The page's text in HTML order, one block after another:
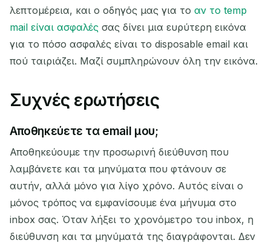
λεπτομέρεια, και ο οδηγός μας για το αν το temp
mail είναι ασφαλές σας δίνει μια ευρύτερη εικόνα
για το πόσο ασφαλές είναι το disposable email και
πού ταιριάζει. Μαζί συμπληρώνουν όλη την εικόνα.
Συχνές ερωτήσεις
Αποθηκεύετε τα email μου;
Αποθηκεύουμε την προσωρινή διεύθυνση που
λαμβάνετε και τα μηνύματα που φτάνουν σε
αυτήν, αλλά μόνο για λίγο χρόνο. Αυτός είναι ο
μόνος τρόπος να εμφανίσουμε ένα μήνυμα στο
inbox σας. Όταν λήξει το χρονόμετρο του inbox, η
διεύθυνση και τα μηνύματά της διαγράφονται. Δεν